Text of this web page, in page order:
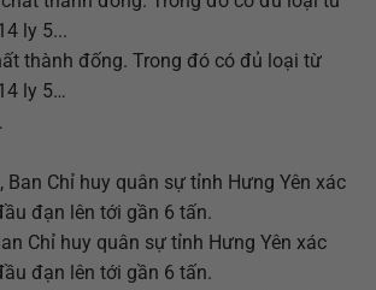
thành đống. Trong đó có đủ loại từ
ly 5…
Chỉ huy quân sự tỉnh Hưng Yên xác
đạn lên tới gần 6 tấn.